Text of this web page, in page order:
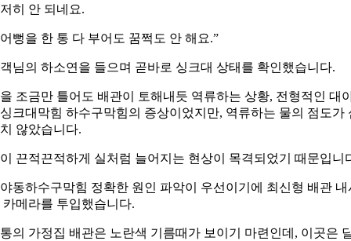
히 안 되네요.
뻥을 한 통 다 부어도 꿈쩍도 안 해요.”
님의 하소연을 들으며 곧바로 싱크대 상태를 확인했습니다.
조금만 틀어도 배관이 토해내듯 역류하는 상황, 전형적인 대
크대막힘 하수구막힘의 증상이었지만, 역류하는 물의 점도가
않았습니다.
끈적끈적하게 실처럼 늘어지는 현상이 목격되었기 때문입니
동하수구막힘 정확한 원인 파악이 우선이기에 최신형 배관 내
카메라를 투입했습니다.
의 가정집 배관은 노란색 기름때가 보이기 마련인데, 이곳은